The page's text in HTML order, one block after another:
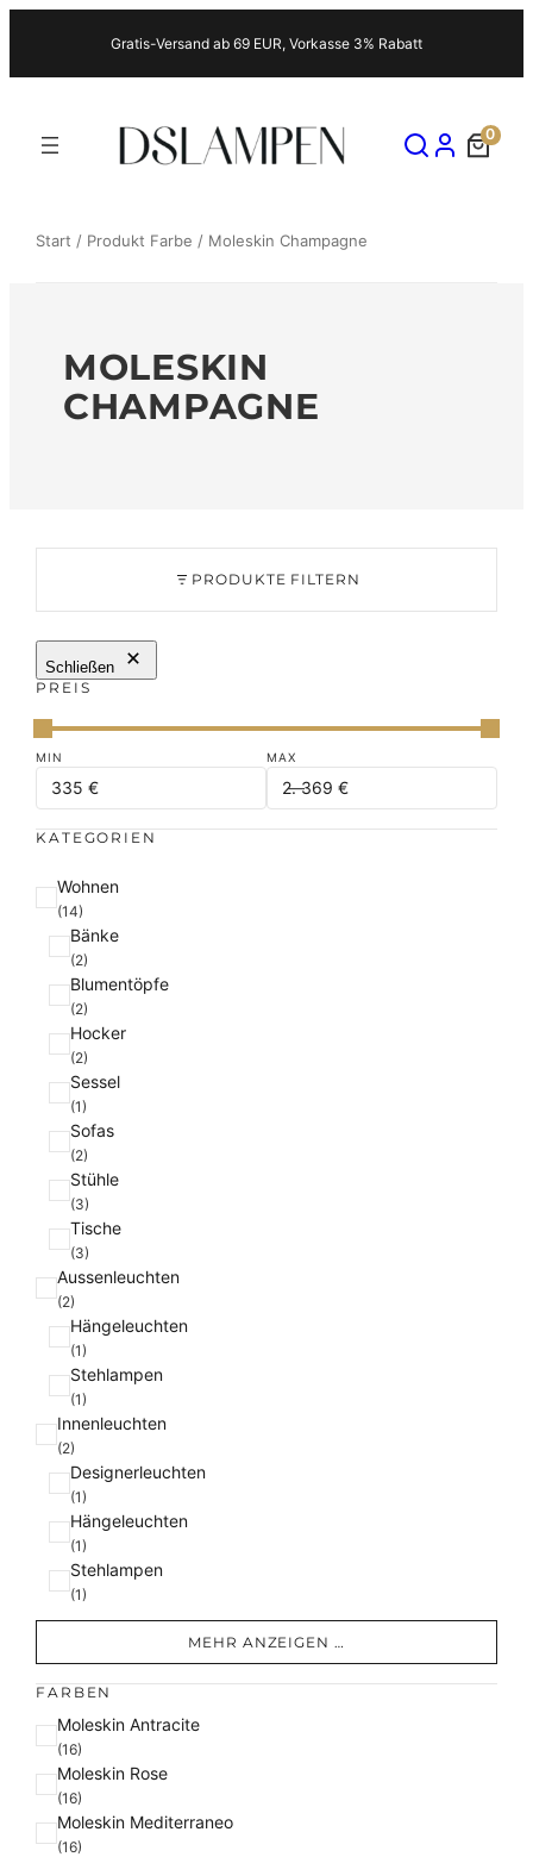
springen
Gratis-Versand ab 69 EUR, Vorkasse 3% Rabatt
0
Start / Produkt Farbe / Moleskin Champagne
MOLESKIN
CHAMPAGNE
PRODUKTE FILTERN
Schließen
PREIS
KATEGORIEN
K
a
Wohnen
(14)
Bänke
(2)
Blumentöpfe
(2)
Hocker
(2)
Sessel
(1)
Sofas
(2)
Stühle
(3)
Tische
(3)
Aussenleuchten
(2)
Hängeleuchten
(1)
Stehlampen
(1)
Innenleuchten
(2)
Designerleuchten
(1)
Hängeleuchten
(1)
Stehlampen
(1)
MEHR ANZEIGEN …
FARBEN
F
a
r
b
e
Moleskin Antracite
(16)
Moleskin Rose
(16)
Moleskin Mediterraneo
(16)